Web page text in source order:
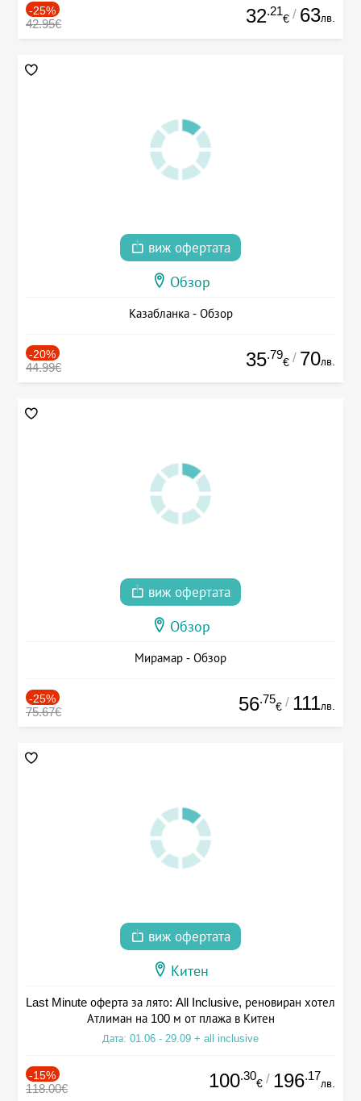
-25%
42.95€ 32.21
€ / 63лв.
виж офертата
Обзор
Казабланка - Обзор
-20%
44.99€ 35.79
€ / 70лв.
виж офертата
Обзор
Мирамар - Обзор
-25%
75.67€ 56.75
€ / 111лв.
виж офертата
Китен
Last Minute оферта за лято: All Inclusive, реновиран хотел
Атлиман на 100 м от плажа в Китен
Дата: 01.06 - 29.09 + all inclusive
-15%
118.00€ 100.30
€ / 196.17
лв.